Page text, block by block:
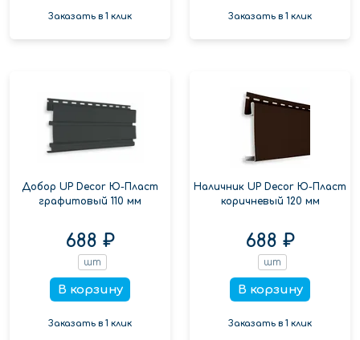
Заказать в 1 клик Заказать в 1 клик
Добор UP Decor Ю-Пласт
графитовый 110 мм
688 ₽
шт
В корзину
Заказать в 1 клик
Наличник UP Decor Ю-Пласт
коричневый 120 мм
688 ₽
шт
В корзину
Заказать в 1 клик